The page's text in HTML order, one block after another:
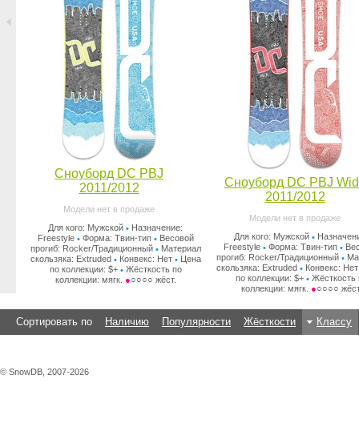
Сноуборд DC PBJ
2011/2012
Модели нет в продаже
Для кого: Мужской • Назначение:
Freestyle• Форма: Твин-тип• Весовой
прогиб: Rocker/Традиционный• Материал
скользяка: Extruded • Конвекс: Нет• Цена
по коллекции: $+• Жёсткость по
коллекции: мягк. ●○○○○ жёст.
Сноуборд DC PBJ
2011/2012
Модели нет в продаже
Для кого: Мужской •
Freestyle• Форма: Твин-тип•
прогиб: Rocker/Традиционный•
скользяка: Extruded • Конвекс: Нет
по коллекции: $+• Жёсткость
коллекции: мягк. ●○○○○
Сортировать по Наличию Популярности Жёсткости Классу
© SnowDB, 2007-2026